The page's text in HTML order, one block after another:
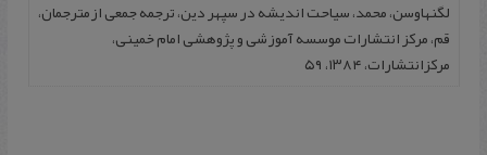
ل‍گ‍ن‍ه‍اوس‍ن، م‍ح‍م‍د، س‍ی‍اح‍ت‌ ان‍دی‍ش‍ه‌ در س‍پ‍ه‍ر دی‍ن‌، ترجمه ج‍م‍ع‍ی‌ ازم‍ت‍رج‍م‍ان‌،
ق‍م‌، م‍رک‍ز ان‍ت‍ش‍ارات‌ م‍وس‍س‍ه‌ آم‍وزش‍ی‌ و پ‍ژوه‍ش‍ی‌ ام‍ام‌ خ‍م‍ی‍ن‍ی‌،
م‍رک‍زان‍ت‍ش‍ارات‌، ۱۳۸۴، ۵۹